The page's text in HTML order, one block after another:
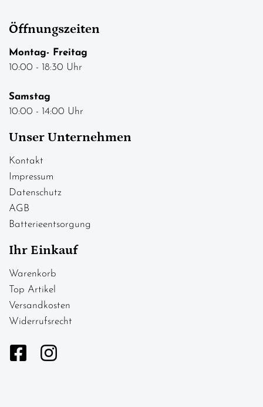
Öffnungszeiten
Montag- Freitag
10:00 - 18:30 Uhr
Samstag
10:00 - 14:00 Uhr
Unser Unternehmen
Kontakt
Impressum
Datenschutz
AGB
Batterieentsorgung
Ihr Einkauf
Warenkorb
Top Artikel
Versandkosten
Widerrufsrecht